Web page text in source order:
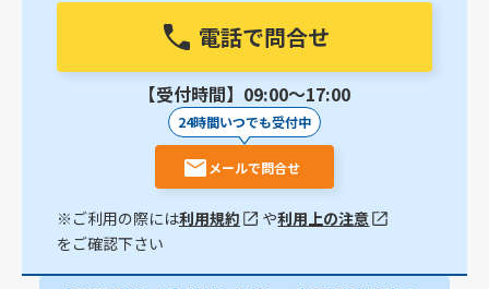
電話で問合せ
【受付時間】09:00〜17:00
24時間いつでも受付中
メールで問合せ
※ご利用の際には利用規約 や利用上の注意
をご確認下さい